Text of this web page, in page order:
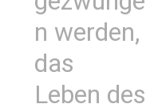
n werden,
das
Leben des